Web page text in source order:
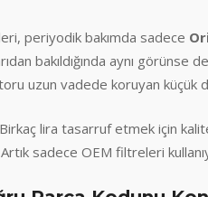
periyodik bakımda sadece
bakıldığında aynı
uzun vadede koruyan küçük
lira tasarruf etmek için
Artık sadece OEM filtreleri